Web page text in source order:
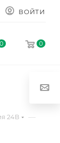
ВОЙТИ
0 0
24В —